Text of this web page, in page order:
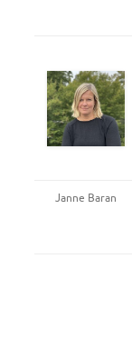
Janne Baran